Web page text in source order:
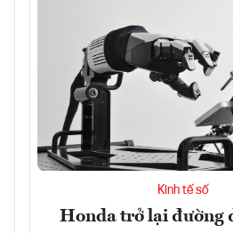
Kinh tế số
Honda trở lại đường